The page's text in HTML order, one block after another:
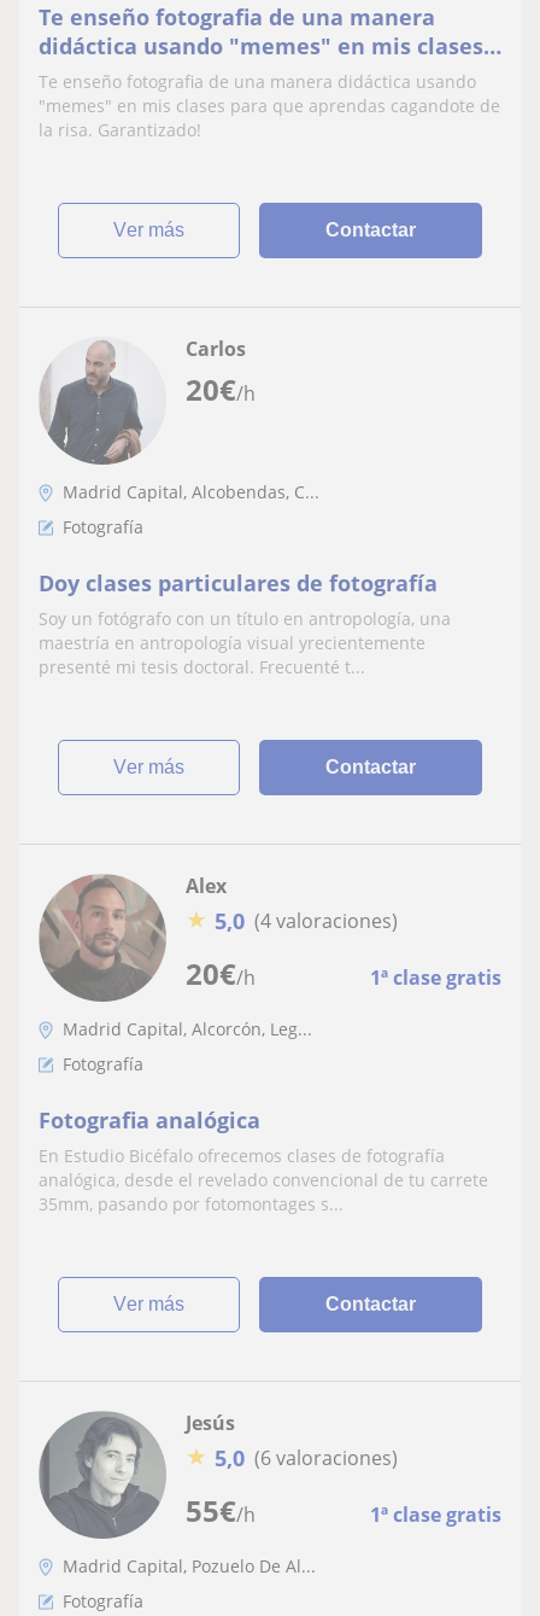
Te enseño fotografia de una manera
didáctica usando "memes" en mis clases
para que aprendas cagandote de la risa.
Garantizado!
Te enseño fotografia de una manera didáctica usando
"memes" en mis clases para que aprendas cagandote de
la risa. Garantizado!
ver más Contactar
20€/h
Carlos
Madrid Capital, Alcobendas, C...
Fotografía
Doy clases particulares de fotografía
Soy un fotógrafo con un título en antropología, una
maestría en antropología visual yrecientemente
presenté mi tesis doctoral. Frecuenté t...
ver más Contactar
20€/h 1ª clase gratis
Alex
★ 5,0 (4 valoraciones)
Madrid Capital, Alcorcón, Leg...
Fotografía
Fotografia analógica
En Estudio Bicéfalo ofrecemos clases de fotografía
analógica, desde el revelado convencional de tu carrete
35mm, pasando por fotomontages s...
ver más Contactar
55€/h 1ª clase gratis
Jesús
★ 5,0 (6 valoraciones)
Madrid Capital, Pozuelo De Al...
Fotografía